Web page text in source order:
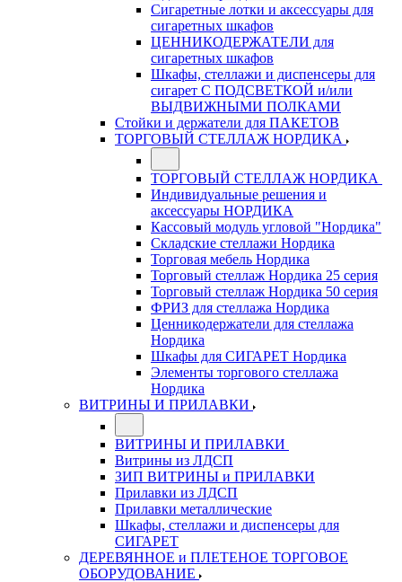
Сигаретные лотки и аксессуары для
сигаретных шкафов
ЦЕННИКОДЕРЖАТЕЛИ для
сигаретных шкафов
Шкафы, стеллажи и диспенсеры для
сигарет С ПОДСВЕТКОЙ и/или
ВЫДВИЖНЫМИ ПОЛКАМИ
Стойки и держатели для ПАКЕТОВ
ТОРГОВЫЙ СТЕЛЛАЖ НОРДИКА
ТОРГОВЫЙ СТЕЛЛАЖ НОРДИКА
Индивидуальные решения и
аксессуары НОРДИКА
Кассовый модуль угловой "Нордика"
Складские стеллажи Нордика
Торговая мебель Нордика
Торговый стеллаж Нордика 25 серия
Торговый стеллаж Нордика 50 серия
ФРИЗ для стеллажа Нордика
Ценникодержатели для стеллажа
Нордика
Шкафы для СИГАРЕТ Нордика
Элементы торгового стеллажа
Нордика
ВИТРИНЫ И ПРИЛАВКИ
ВИТРИНЫ И ПРИЛАВКИ
Витрины из ЛДСП
ЗИП ВИТРИНЫ и ПРИЛАВКИ
Прилавки из ЛДСП
Прилавки металлические
Шкафы, стеллажи и диспенсеры для
СИГАРЕТ
ДЕРЕВЯННОЕ и ПЛЕТЕНОЕ ТОРГОВОЕ
ОБОРУДОВАНИЕ